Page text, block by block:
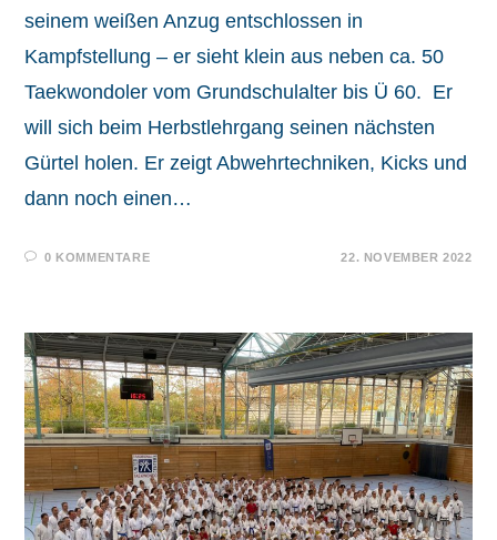
seinem weißen Anzug entschlossen in
Kampfstellung – er sieht klein aus neben ca. 50
Taekwondoler vom Grundschulalter bis Ü 60. Er
will sich beim Herbstlehrgang seinen nächsten
Gürtel holen. Er zeigt Abwehrtechniken, Kicks und
dann noch einen…
0 KOMMENTARE 22. NOVEMBER 2022